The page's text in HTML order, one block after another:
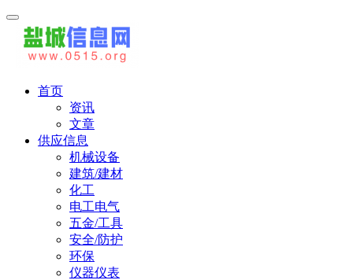
首页
资讯
文章
供应信息
机械设备
建筑/建材
化工
电工电气
五金/工具
安全/防护
环保
仪器仪表